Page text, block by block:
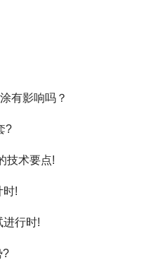
有影响吗？
?
技术要点!
时!
进行时!
?